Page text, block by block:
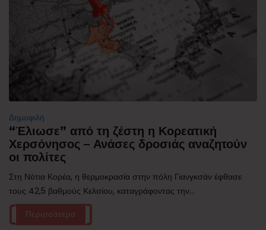
Δημοφιλή
“Έλιωσε” από τη ζέστη η Κορεατική
Χερσόνησος – Ανάσες δροσιάς αναζητούν
οι πολίτες
Στη Νότια Κορέα, η θερμοκρασία στην πόλη Γιανγκσάν έφθασε
τους 42,5 βαθμούς Κελσίου, καταγράφοντας την...
Περισσότερα